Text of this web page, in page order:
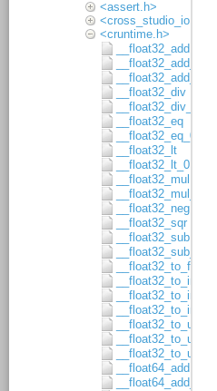
<assert.h>
<cross_studio_io.h>
<cruntime.h>
__float32_add
__float32_add_1
__float32_add_asgn
__float32_div
__float32_div_asgn
__float32_eq
__float32_eq_0
__float32_lt
__float32_lt_0
__float32_mul
__float32_mul_asgn
__float32_neg
__float32_sqr
__float32_sub
__float32_sub_asgn
__float32_to_float64
__float32_to_int16
__float32_to_int32
__float32_to_int64
__float32_to_uint16
__float32_to_uint32
__float32_to_uint64
__float64_add
__float64_add_1